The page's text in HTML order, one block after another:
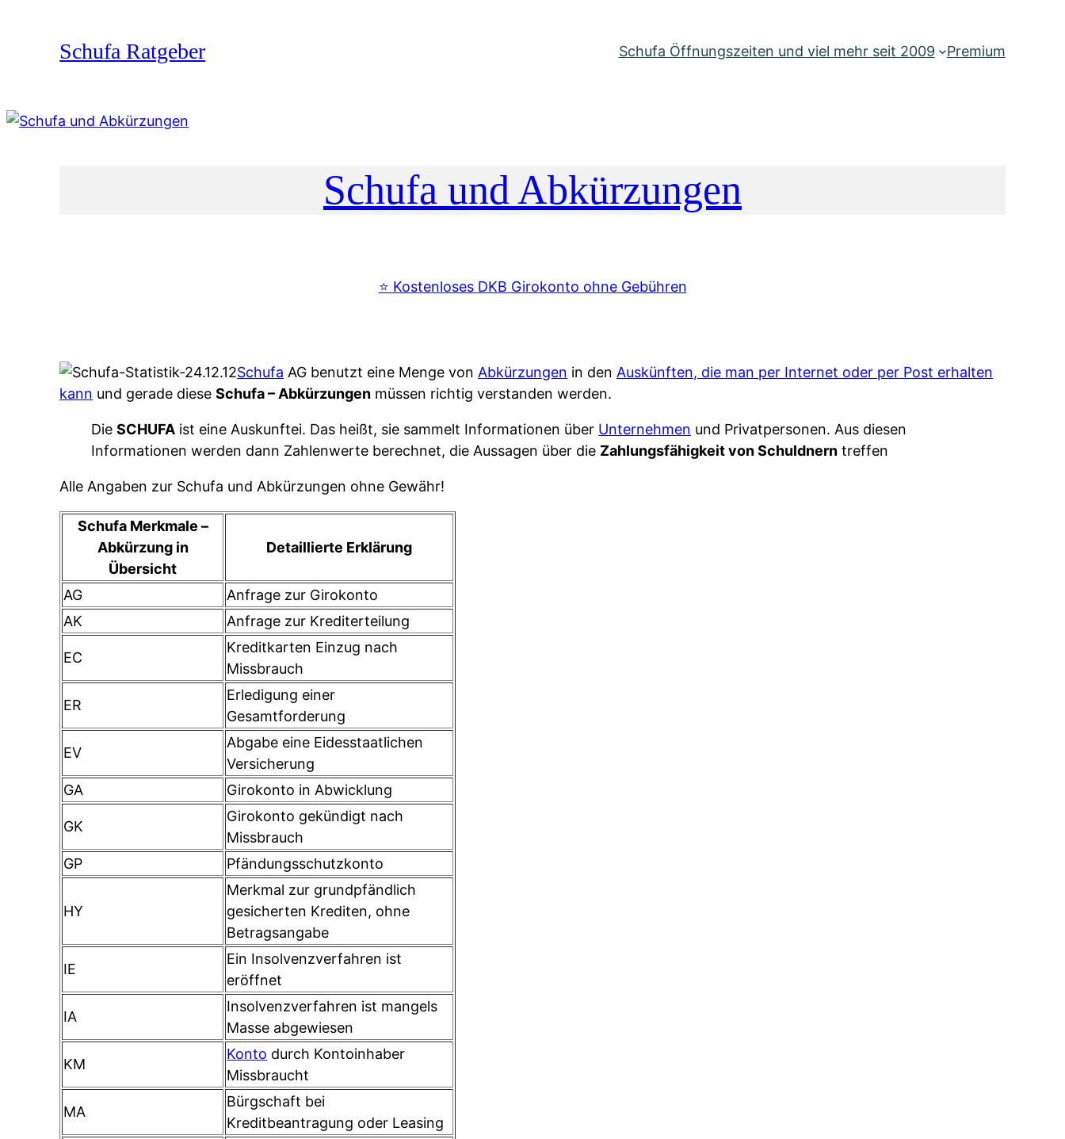
springenSchufa Ratgeber Schufa Öffnungszeiten und viel mehr seit 2009 Premium
Schufa und Abkürzungen
⭐️ Kostenloses DKB Girokonto ohne Gebühren
Schufa AG benutzt eine Menge von Abkürzungen in den Auskünften, die man per Internet oder per Post erhalten
kann und gerade dieseSchufa – Abkürzungen müssen richtig verstanden werden.
DieSCHUFA ist eine Auskunftei. Das heißt, sie sammelt Informationen über Unternehmen und Privatpersonen. Aus diesen
Informationen werden dann Zahlenwerte berechnet, die Aussagen über die Zahlungsfähigkeit von Schuldnern treffen
Alle Angaben zur Schufa und Abkürzungen ohne Gewähr!
Schufa Merkmale –
Abkürzung in
Übersicht
Detaillierte Erklärung
AG
Anfrage zur Girokonto
AK
Anfrage zur Krediterteilung
EC
Kreditkarten Einzug nach
Missbrauch
ER
Erledigung einer
Gesamtforderung
EV
Abgabe eine Eidesstaatlichen
Versicherung
GA
Girokonto in Abwicklung
GK
Girokonto gekündigt nach
Missbrauch
GP
Pfändungsschutzkonto
HY
Merkmal zur grundpfändlich
gesicherten Krediten, ohne
Betragsangabe
IE
Ein Insolvenzverfahren ist
eröffnet
IA
Insolvenzverfahren ist mangels
Masse abgewiesen
KM
Konto durch Kontoinhaber
Missbraucht
MA
Bürgschaft bei
Kreditbeantragung oder Leasing